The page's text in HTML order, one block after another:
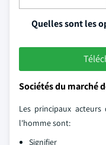
Quelles sont les
Sociétés du marché
Les principaux
l'homme sont:
Signifier